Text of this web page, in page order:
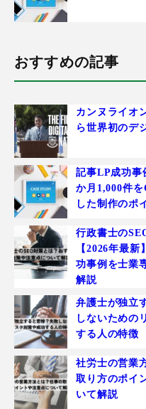
おすすめの記事
カンヌライオ
ら世界初のデ
記事LP成功事
か月1,000件
した制作のポ
行政書士の
【2026年最
功事例を士業
解説
弁護士が独立
しないための
する人の特徴
社労士の営業
取り方のポイ
いて解説